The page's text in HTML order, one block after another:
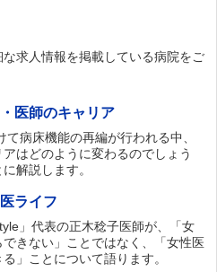
求人情報を掲載している病院をご
医師のキャリア
て病床機能の再編が行われる中、
アはどのように変わるのでしょう
解説します。
ライフ
」代表の正木稔子医師が、「女
きない」ことではなく、「女性医
」ことについて語ります。